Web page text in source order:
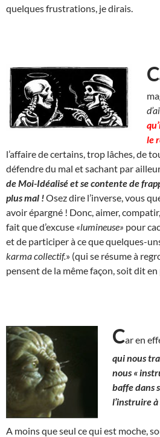
quelques frustrations, je dirais.
C
le
l’affaire de certains, trop lâches, de
défendre du mal et sachant par
de Moi-Idéalisé et se contente de
plus mal !Osez dire l’inverse, vous
avoir épargné ! Donc, aimer,
fait que d’excuse «lumineuse» pour
et de participer à ce que quelques-
karma collectif.» (qui se résume à
pensent de la même façon, soit dit en
Car en
qui nous
nous «
baffe dans
l’instruire
A moins que seul ce qui est moche,